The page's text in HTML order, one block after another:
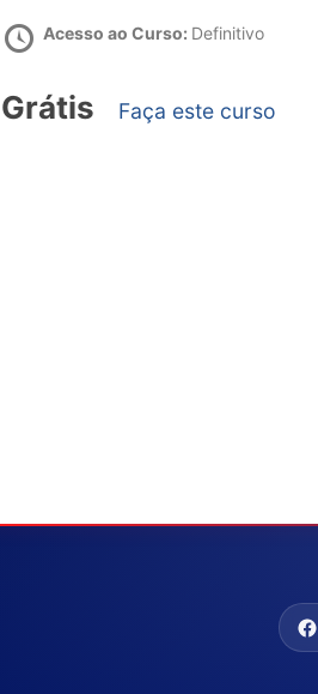
Acesso ao Curso: Definitivo
Grátis Faça este curso